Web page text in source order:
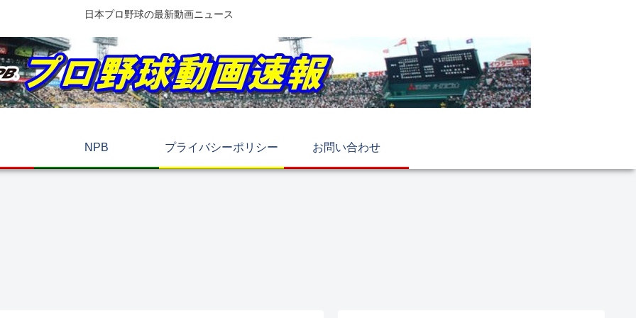
日本プロ野球の最新動画ニュース
NPB プライバシーポリシー お問い合わせ